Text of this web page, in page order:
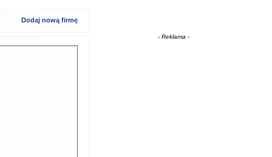
Dodaj nową firmę
- Reklama -